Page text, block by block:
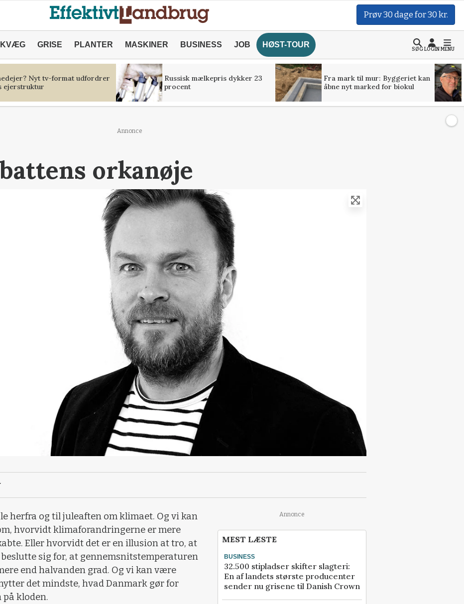
Prøv 30 dage for 30 kr.
KVÆG GRISE PLANTER MASKINER BUSINESS JOB HØST-TOUR
SØGLOGINMENU
Nyt tv-format udfordrer
ejerstruktur
Russisk mælkepris dykker 23
procent
Fra mark til mur: Byggeriet kan
åbne nyt marked for biokul
Annonce
orkanøje
herfra og til juleaften om klimaet. Og vi kan
hvorvidt klimaforandringerne er mere
Eller hvorvidt det er en illusion at tro, at
sig for, at gennemsnitstemperaturen
end halvanden grad. Og vi kan være
det mindste, hvad Danmark gør for
kloden.
Annonce
MEST LÆSTE
BUSINESS
32.500 stipladser skifter slagteri:
En af landets største producenter
sender nu grisene til Danish Crown